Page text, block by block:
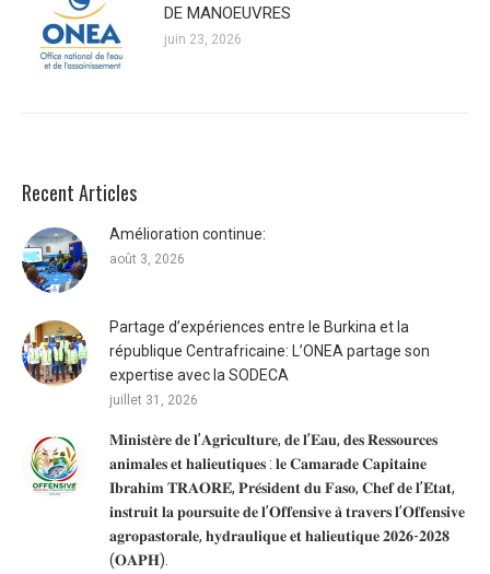
DE MANOEUVRES
juin 23, 2026
Recent Articles
Amélioration continue:
août 3, 2026
Partage d’expériences entre le Burkina et la
république Centrafricaine: L’ONEA partage son
expertise avec la SODECA
juillet 31, 2026
𝐌𝐢𝐧𝐢𝐬𝐭𝐞̀𝐫𝐞 𝐝𝐞 𝐥’𝐀𝐠𝐫𝐢𝐜𝐮𝐥𝐭𝐮𝐫𝐞, 𝐝𝐞 𝐥’𝐄𝐚𝐮, 𝐝𝐞𝐬 𝐑𝐞𝐬𝐬𝐨𝐮𝐫𝐜𝐞𝐬
𝐚𝐧𝐢𝐦𝐚𝐥𝐞𝐬 𝐞𝐭 𝐡𝐚𝐥𝐢𝐞𝐮𝐭𝐢𝐪𝐮𝐞𝐬 : 𝐥𝐞 𝐂𝐚𝐦𝐚𝐫𝐚𝐝𝐞 𝐂𝐚𝐩𝐢𝐭𝐚𝐢𝐧𝐞
𝐈𝐛𝐫𝐚𝐡𝐢𝐦 𝐓𝐑𝐀𝐎𝐑𝐄́, 𝐏𝐫𝐞́𝐬𝐢𝐝𝐞𝐧𝐭 𝐝𝐮 𝐅𝐚𝐬𝐨, 𝐂𝐡𝐞𝐟 𝐝𝐞 𝐥’𝐄́𝐭𝐚𝐭,
𝐢𝐧𝐬𝐭𝐫𝐮𝐢𝐭 𝐥𝐚 𝐩𝐨𝐮𝐫𝐬𝐮𝐢𝐭𝐞 𝐝𝐞 𝐥’𝐎𝐟𝐟𝐞𝐧𝐬𝐢𝐯𝐞 𝐚̀ 𝐭𝐫𝐚𝐯𝐞𝐫𝐬 𝐥’𝐎𝐟𝐟𝐞𝐧𝐬𝐢𝐯𝐞
𝐚𝐠𝐫𝐨𝐩𝐚𝐬𝐭𝐨𝐫𝐚𝐥𝐞, 𝐡𝐲𝐝𝐫𝐚𝐮𝐥𝐢𝐪𝐮𝐞 𝐞𝐭 𝐡𝐚𝐥𝐢𝐞𝐮𝐭𝐢𝐪𝐮𝐞 𝟐𝟎𝟐𝟔-𝟐𝟎𝟐𝟖
(𝐎𝐀𝐏𝐇).